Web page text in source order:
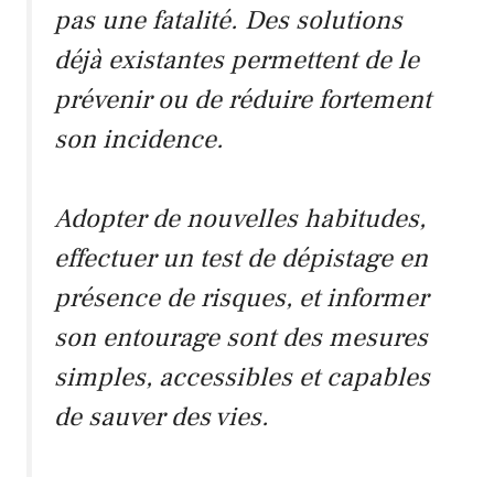
pas une fatalité. Des solutions
déjà existantes permettent de le
prévenir ou de réduire fortement
son incidence.
Adopter de nouvelles habitudes,
effectuer un test de dépistage en
présence de risques, et informer
son entourage sont des mesures
simples, accessibles et capables
de sauver des vies.